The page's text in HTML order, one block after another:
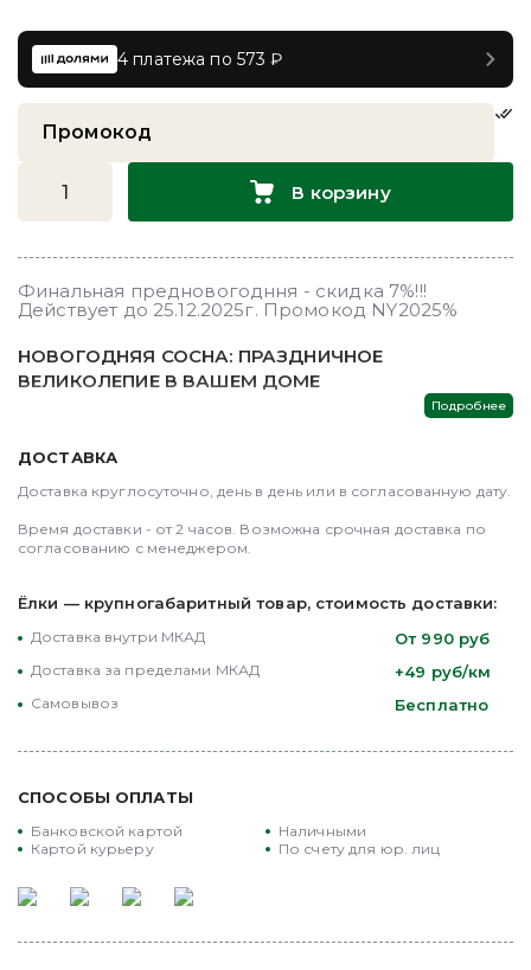
ДОСТАВКА
Доставка круглосуточно, день в день или в согласованную дату.
Время доставки - от 2 часов. Возможна срочная доставка по
согласованию с менеджером.
Ёлки — крупногабаритный товар, стоимость доставки:
Доставка внутри МКАД От 990 руб
Доставка за пределами МКАД +49 руб/км
Самовывоз Бесплатно
СПОСОБЫ ОПЛАТЫ
Банковской картой
Наличными
Картой курьеру
По счету для юр. лиц
4 платежа по 573 ₽
В корзину
Финальная предновогодння - скидка 7%!!!
Действует до 25.12.2025г. Промокод NY2025%
НОВОГОДНЯЯ СОСНА: ПРАЗДНИЧНОЕ
ВЕЛИКОЛЕПИЕ В ВАШЕМ ДОМЕ
зимних праздников. Эти удивительные деревья,
тщательно выращенные в нашем питомнике, не
только украшают ваш дом, но и наполняют его
неповторимым ароматом свежей хвои. Выбор
выбор традиций, качества и натуральной красоты.
УНИКАЛЬНЫЕ ХАРАКТЕРИСТИКИ НОВОГОДНЕЙ
СОСНЫ
Натуральная красота: Наши сосны отличаются
высокой стойкостью к внутренним условиям,
праздничного периода.
ПРЕИМУЩЕСТВА ПОКУПКИ У НАС